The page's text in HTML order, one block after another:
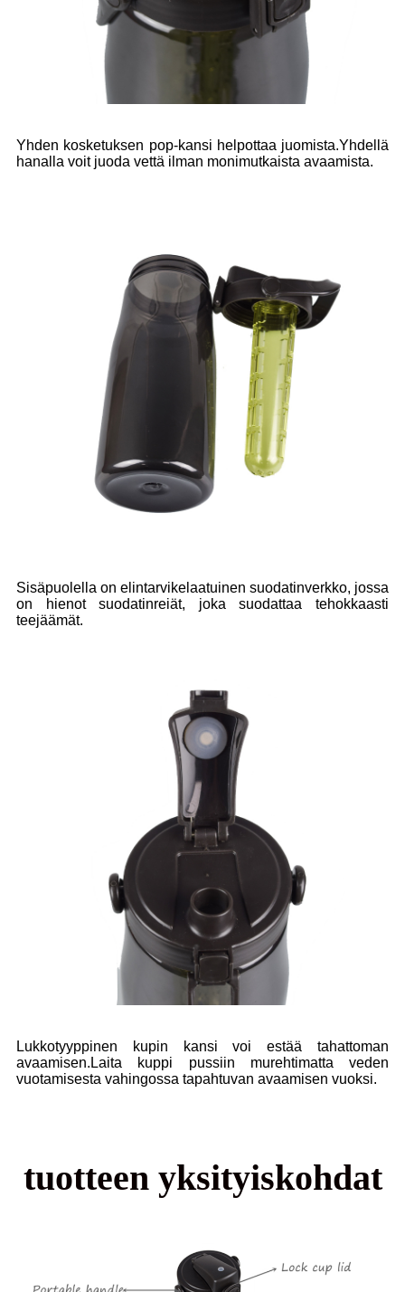
Yhden kosketuksen pop-kansi helpottaa juomista.Yhdellä
hanalla voit juoda vettä ilman monimutkaista avaamista.
Sisäpuolella on elintarvikelaatuinen suodatinverkko, jossa
on hienot suodatinreiät, joka suodattaa tehokkaasti
teejäämät.
Lukkotyyppinen kupin kansi voi estää tahattoman
avaamisen.Laita kuppi pussiin murehtimatta veden
vuotamisesta vahingossa tapahtuvan avaamisen vuoksi.
tuotteen yksityiskohdat